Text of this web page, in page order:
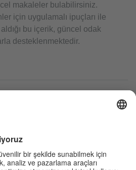
makaleler bulabilirsiniz.
için uygulamalı ipuçları ile
bu içerik, güncel odak
desteklenmektedir.